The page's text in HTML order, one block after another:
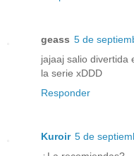
geass 5 de
jajaaj salio divertida
la serie xDDD
Responder
Kuroir 5 de